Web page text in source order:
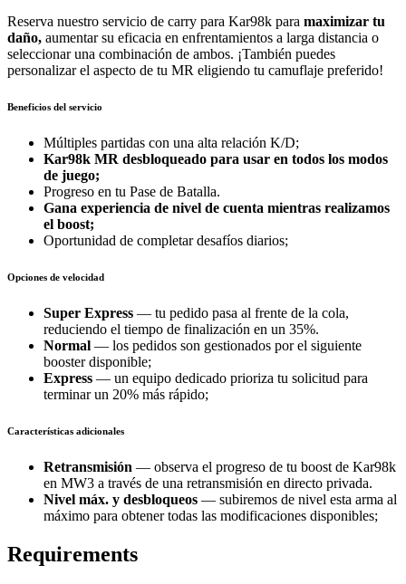
Reserva nuestro servicio de carry para Kar98k para maximizar tu
daño, aumentar su eficacia en enfrentamientos a larga distancia o
seleccionar una combinación de ambos. ¡También puedes
personalizar el aspecto de tu MR eligiendo tu camuflaje preferido!
Beneficios del servicio
Múltiples partidas con una alta relación K/D;
Kar98k MR desbloqueado para usar en todos los modos
de juego;
Progreso en tu Pase de Batalla.
Gana experiencia de nivel de cuenta mientras realizamos
el boost;
Oportunidad de completar desafíos diarios;
Opciones de velocidad
Super Express — tu pedido pasa al frente de la cola,
reduciendo el tiempo de finalización en un 35%.
Normal — los pedidos son gestionados por el siguiente
booster disponible;
Express — un equipo dedicado prioriza tu solicitud para
terminar un 20% más rápido;
Características adicionales
Retransmisión — observa el progreso de tu boost de Kar98k
en MW3 a través de una retransmisión en directo privada.
Nivel máx. y desbloqueos — subiremos de nivel esta arma al
máximo para obtener todas las modificaciones disponibles;
Requirements